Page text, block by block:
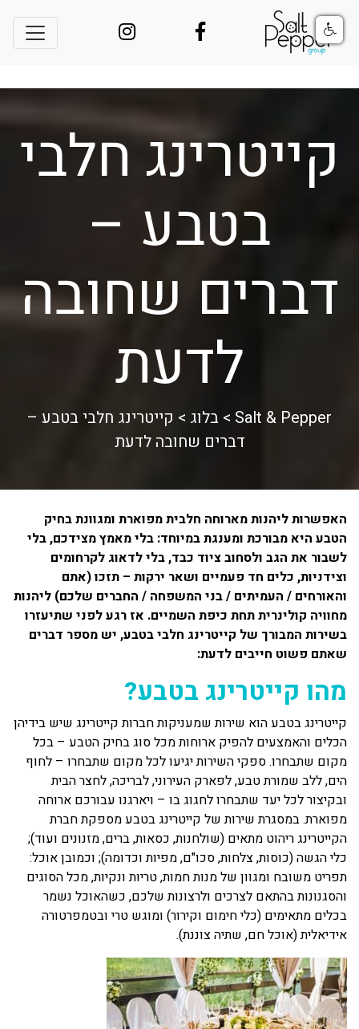
קייטרינג חלבי
בטבע –
דברים שחובה
לדעת
Salt & Pepper
> בלוג > קייטרינג חלבי בטבע –
דברים שחובה לדעת
האפשרות ליהנות מארוחה חלבית מפוארת ומגוונת בחיק
הטבע היא מבורכת ומענגת במיוחד: בלי מאמץ מצידכם, בלי
לשבור את הגב ולסחוב ציוד כבד, בלי לדאוג לקרחומים
וצידניות, כלים חד פעמיים ושאר ירקות – תזכו (אתם
והאורחים / העמיתים / בני המשפחה / החברים שלכם) ליהנות
מחוויה קולינרית תחת כיפת השמיים. אז רגע לפני שתיעזרו
בשירות המבורך של קייטרינג חלבי בטבע, יש מספר דברים
שאתם פשוט חייבים לדעת:
מהו קייטרינג בטבע?
קייטרינג בטבע הוא שירות שמעניקות חברות קייטרינג שיש בידיהן
הכלים והאמצעים להפיק ארוחות מכל סוג בחיק הטבע – בכל
מקום שתבחרו. ספקי השירות יגיעו לכל מקום שתבחרו – לחוף
הים, ללב שמורת טבע, לפארק העירוני, לבריכה, לחצר הבית
ובקיצור לכל יעד שתבחרו לחגוג בו – ויארגנו עבורכם ארוחה
מפוארת. במסגרת שירות של קייטרינג בטבע מספקת חברת
הקייטרינג ריהוט מתאים (שולחנות, כסאות, ברים, מזנונים ועוד);
כלי הגשה (כוסות, צלחות, סכו"ם, מפיות וכדומה); וכמובן אוכל:
תפריט משובח ומגוון של מנות חמות, טריות ונקיות, מכל הסוגים
והסגנונות בהתאם לצרכים ולרצונות שלכם, כשהאוכל נשמר
בכלים מתאימים (כלי חימום וקירור) ומוגש טרי ובטמפרטורה
אידיאלית (אוכל חם, שתיה צוננת).